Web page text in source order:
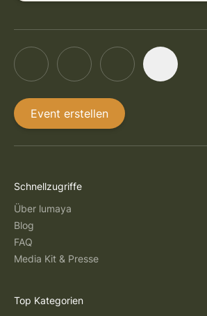
Event erstellen
Schnellzugriffe
Über lumaya
Blog
FAQ
Media Kit & Presse
Top Kategorien